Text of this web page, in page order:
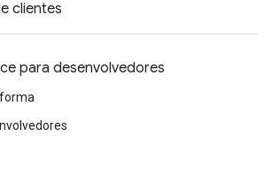
clientes
para desenvolvedores